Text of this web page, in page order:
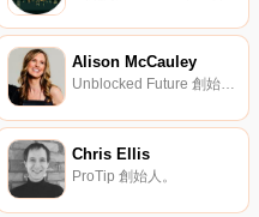
Alison McCauley
Unblocked Future 創始人兼首席執行官。
Chris Ellis
ProTip 創始人。